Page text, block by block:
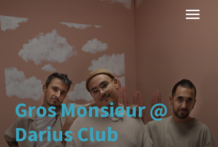
Gros Monsieur @
Darius Club